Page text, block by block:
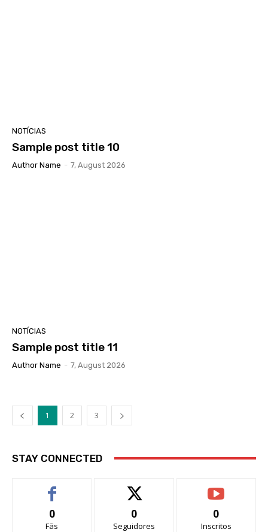
NOTÍCIAS
Sample post title 10
Author Name - 7, August 2026
NOTÍCIAS
Sample post title 11
Author Name - 7, August 2026
1 2 3
STAY CONNECTED
0
Fãs
0
Seguidores
0
Inscritos